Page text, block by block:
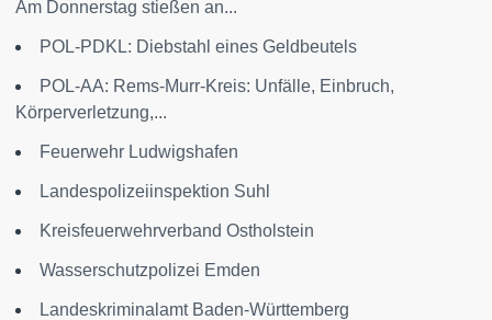
Am Donnerstag stießen an...
POL-PDKL: Diebstahl eines Geldbeutels
POL-AA: Rems-Murr-Kreis: Unfälle, Einbruch,
Körperverletzung,...
Feuerwehr Ludwigshafen
Landespolizeiinspektion Suhl
Kreisfeuerwehrverband Ostholstein
Wasserschutzpolizei Emden
Landeskriminalamt Baden-Württemberg